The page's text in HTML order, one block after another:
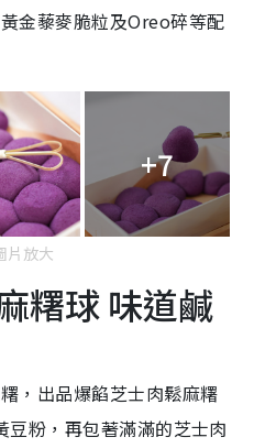
金藜麥脆粒及Oreo碎等配
+7
片放大
糬球 味道鹹
，出品爆餡芝士肉鬆麻糬
粉， 再包著滿滿的芝士肉